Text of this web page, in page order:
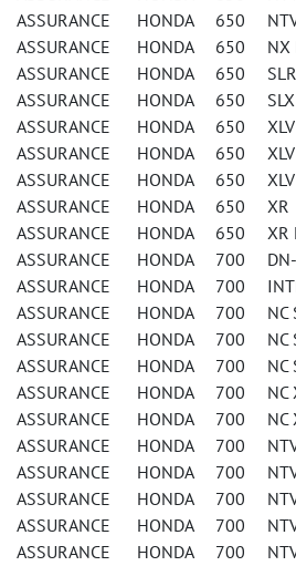
ASSURANCE HONDA 650 NTV
ASSURANCE HONDA 650 NX
ASSURANCE HONDA 650 SLR
ASSURANCE HONDA 650 SLX
ASSURANCE HONDA 650 XLV
ASSURANCE HONDA 650 XLV
ASSURANCE HONDA 650 XLV
ASSURANCE HONDA 650 XR
ASSURANCE HONDA 650 XR
ASSURANCE HONDA 700
ASSURANCE HONDA 700
ASSURANCE HONDA 700 NC
ASSURANCE HONDA 700 NC
ASSURANCE HONDA 700 NC S
ASSURANCE HONDA 700 NC
ASSURANCE HONDA 700 NC
ASSURANCE HONDA 700 NTV
ASSURANCE HONDA 700 NTV
ASSURANCE HONDA 700 NTV
ASSURANCE HONDA 700 NTV
ASSURANCE HONDA 700 NTV